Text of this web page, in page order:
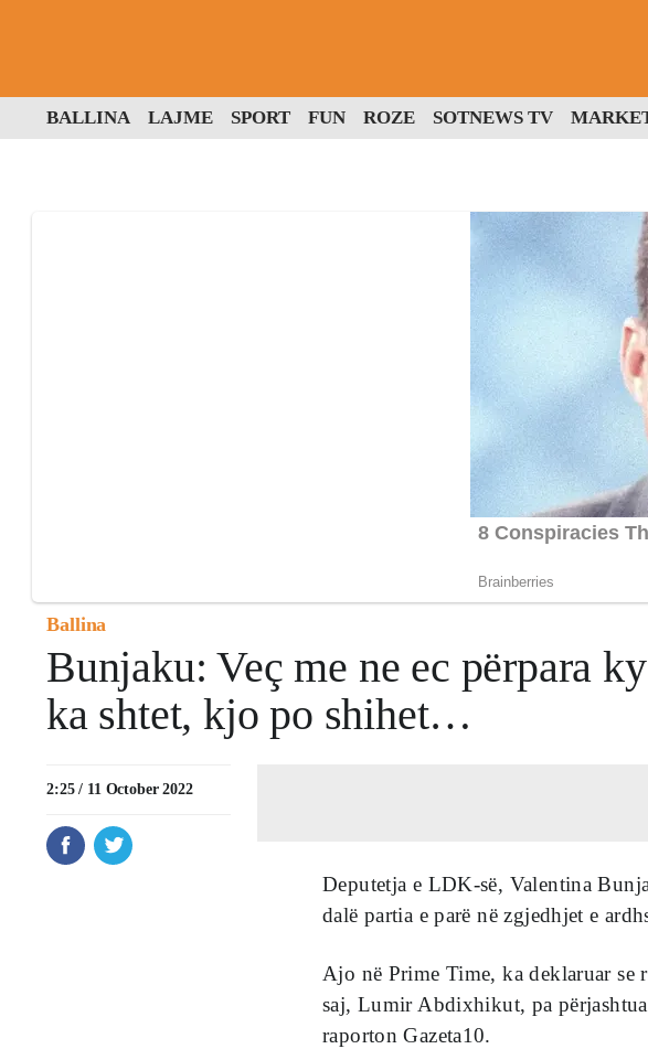
BALLINA LAJME SPORT FUN ROZE SOTNEWS TV
Ballina
Bunjaku: Veç me ne ec përpara
ka shtet, kjo po shihet…
2:25 / 11 October 2022
Deputetja e LDK-së, Valentina
dalë partia e parë në zgjedhjet e
Ajo në Prime Time, ka deklaruar
saj, Lumir Abdixhikut, pa
raporton Gazeta10.